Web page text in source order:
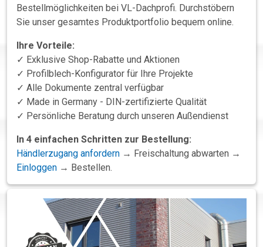
Bestellmöglichkeiten bei VL-Dachprofi. Durchstöbern
Sie unser gesamtes Produktportfolio bequem online.
Ihre Vorteile:
✓ Exklusive Shop-Rabatte und Aktionen
✓ Profilblech-Konfigurator für Ihre Projekte
✓ Alle Dokumente zentral verfügbar
✓ Made in Germany - DIN-zertifizierte Qualität
✓ Persönliche Beratung durch unseren Außendienst
In 4 einfachen Schritten zur Bestellung:
Händlerzugang anfordern → Freischaltung abwarten →
Einloggen → Bestellen.